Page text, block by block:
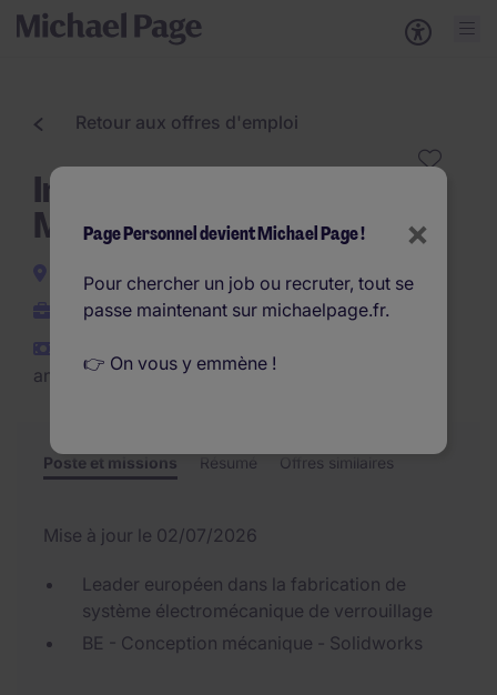
Retour aux offres d'emploi
Ingénieur Conception
Mécanique (H/F)
Massy
CDI
an
Poste et missions Résumé Offres similaires
Mise à jour le 02/07/2026
Leader européen dans la fabrication de
système électromécanique de verrouillage
BE - Conception mécanique - Solidworks
×
Page Personnel devient Michael Page !
Pour chercher un job ou recruter, tout se
passe maintenant sur michaelpage.fr.
👉 On vous y emmène !